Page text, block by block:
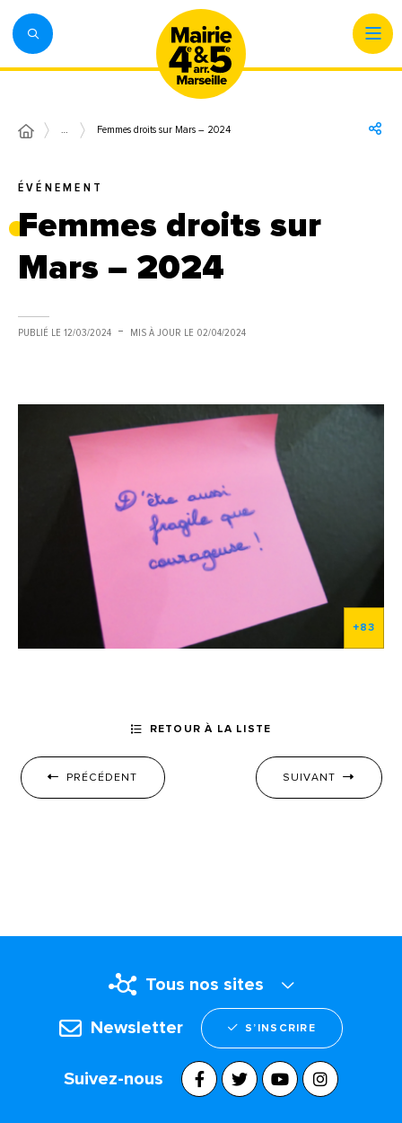
… Femmes droits sur Mars – 2024
ÉVÉNEMENT
Femmes droits sur
Mars – 2024
PUBLIÉ LE 12/03/2024 MIS À JOUR LE 02/04/2024
PRÉCÉDENT
RETOUR À LA LISTE
SUIVANT
Tous nos sites
Newsletter S’INSCRIRE
Suivez-nous